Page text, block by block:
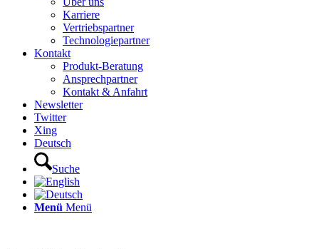
Karriere
Vertriebspartner
Technologiepartner
Kontakt
Produkt-Beratung
Ansprechpartner
Kontakt & Anfahrt
Newsletter
Twitter
Xing
Deutsch
Suche
Menü Menü